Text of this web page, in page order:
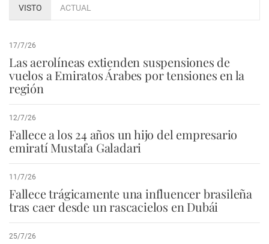
VISTO ACTUAL
17/7/26
Las aerolíneas extienden suspensiones de
vuelos a Emiratos Árabes por tensiones en la
región
12/7/26
Fallece a los 24 años un hijo del empresario
emiratí Mustafa Galadari
11/7/26
Fallece trágicamente una influencer brasileña
tras caer desde un rascacielos en Dubái
25/7/26